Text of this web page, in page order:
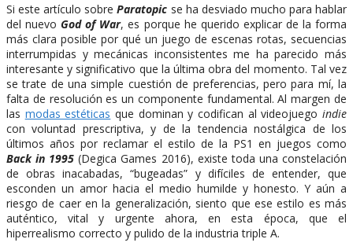
Si este artículo sobreParatopic se ha desviado mucho para hablar
del nuevoGod of War, es porque he querido explicar de la forma
más clara posible por qué un juego de escenas rotas, secuencias
interrumpidas y mecánicas inconsistentes me ha parecido más
interesante y significativo que la última obra del momento. Tal vez
se trate de una simple cuestión de preferencias, pero para mí, la
falta de resolución es un componente fundamental. Al margen de
las modas estéticas que dominan y codifican al videojuegoindie
con voluntad prescriptiva, y de la tendencia nostálgica de los
últimos años por reclamar el estilo de la PS1 en juegos como
Back in 1995(Degica Games 2016), existe toda una constelación
de obras inacabadas, “bugeadas” y difíciles de entender, que
esconden un amor hacia el medio humilde y honesto. Y aún a
riesgo de caer en la generalización, siento que ese estilo es más
auténtico, vital y urgente ahora, en esta época, que el
hiperrealismo correcto y pulido de la industria triple A.